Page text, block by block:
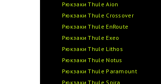
Рюкзаки Thule Aion
Рюкзаки Thule Crossover
Рюкзаки Thule EnRoute
Рюкзаки Thule Exeo
Рюкзаки Thule Lithos
Рюкзаки Thule Notus
Рюкзаки Thule Paramount
Рюкзаки Thule Spira